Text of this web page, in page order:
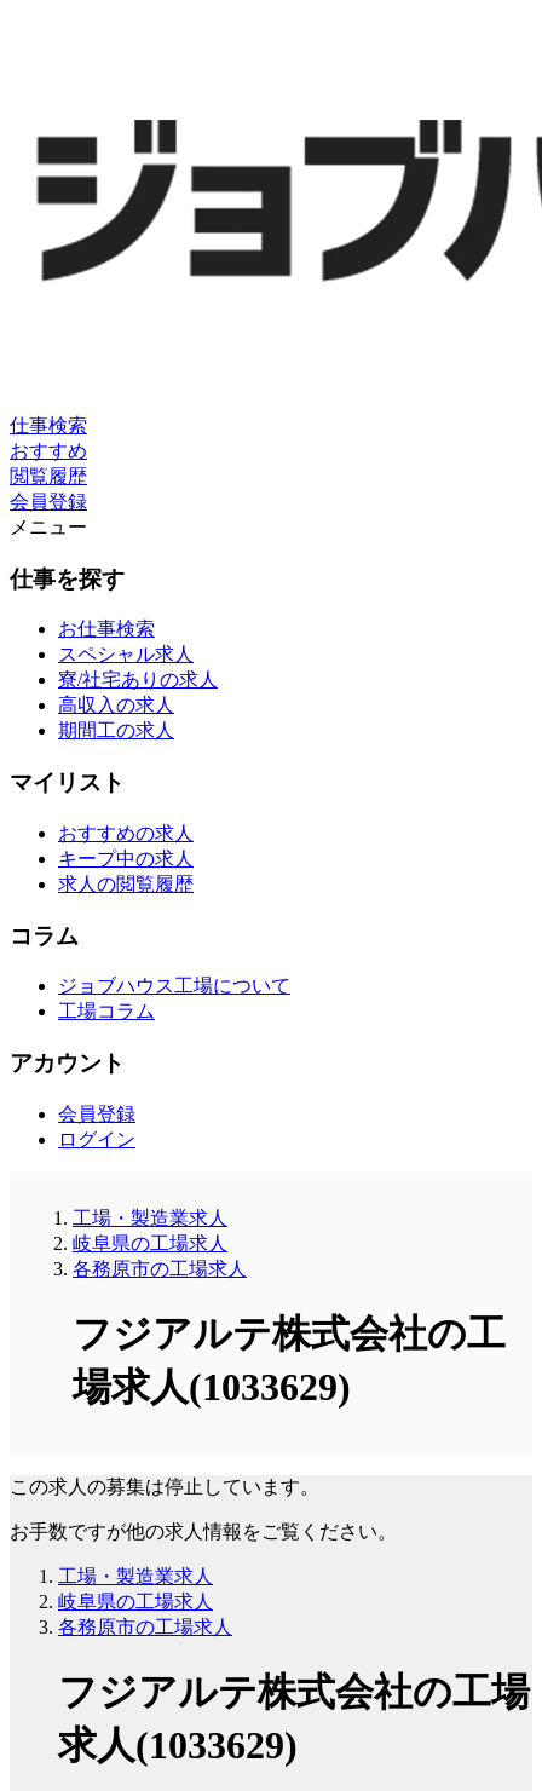
仕事検索
おすすめ
閲覧履歴
会員登録
メニュー
仕事を探す
お仕事検索
スペシャル求人
寮/社宅ありの求人
高収入の求人
期間工の求人
マイリスト
おすすめの求人
キープ中の求人
求人の閲覧履歴
コラム
ジョブハウス工場について
工場コラム
アカウント
会員登録
ログイン
工場・製造業求人
岐阜県の工場求人
各務原市の工場求人
フジアルテ株式会社の工
場求人(1033629)
この求人の募集は停止しています。
お手数ですが他の求人情報をご覧ください。
工場・製造業求人
岐阜県の工場求人
各務原市の工場求人
フジアルテ株式会社の工場
求人(1033629)